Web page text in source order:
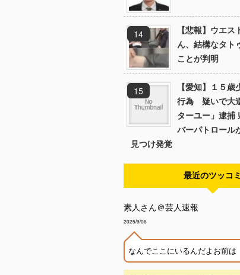
【悲報】ウエ
ん、結構なタト
ことが判明
【愛知】１５
行為 疑いで大
ターユー」逮捕
バーパトロール
見つけ発覚
最近のツッコミ
素人さん＠芸人速報
2025/9/06
なんでここにいるんだよお前は